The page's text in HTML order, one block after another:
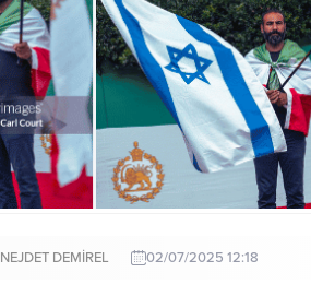
NEJDET DEMİREL 02/07/2025 12:18